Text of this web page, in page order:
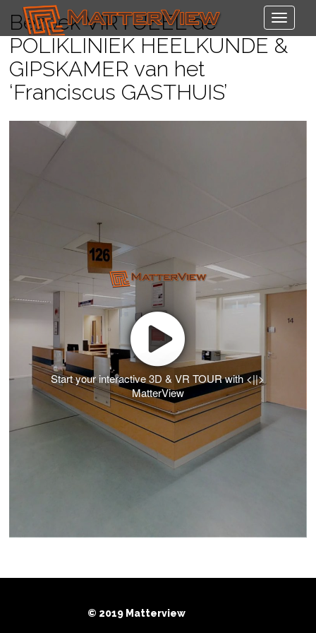
Bezoek VIRTUEEL de
POLIKLINIEK HEELKUNDE &
GIPSKAMER van het
‘Franciscus GASTHUIS’
Start your interactive 3D & VR TOUR with <||>
MatterView
© 2019 Matterview